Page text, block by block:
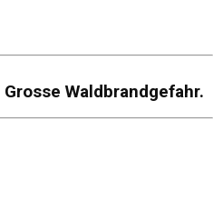
Waldbrandgefahr.